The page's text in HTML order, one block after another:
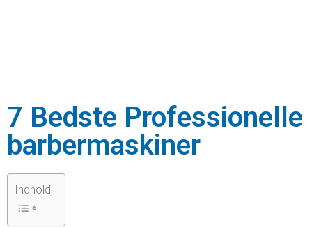
7 Bedste Professionelle
barbermaskiner
Indhold